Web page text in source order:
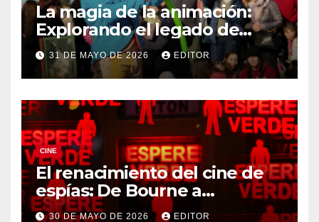
La magia de la animación:
Explorando el legado de
DreamWorks
31 DE MAYO DE 2026 EDITOR
CINE
El renacimiento del cine de
espías: De Bourne a
Treadstone
30 DE MAYO DE 2026 EDITOR